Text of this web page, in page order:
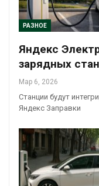
РАЗНОЕ
Яндекс
зарядных
Мар 6, 2026
Станции будут
Яндекс Заправки